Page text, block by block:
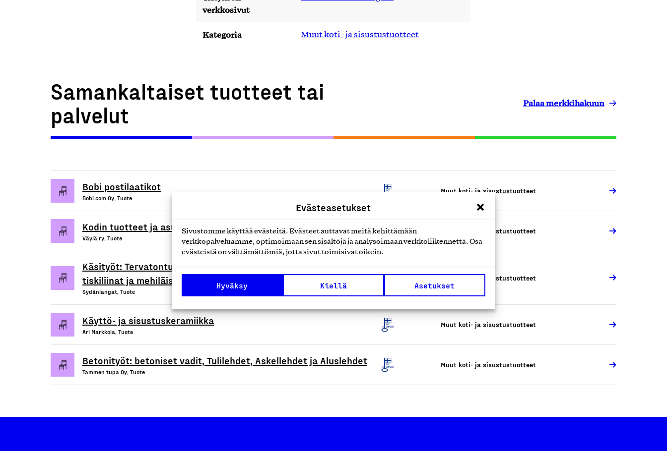
Evästeasetukset
Sivustomme käyttää evästeitä. Evästeet auttavat meitä kehittämään
verkkopalveluamme, optimoimaan sen sisältöjä ja analysoimaan verkkoliikennettä. Osa
evästeistä on välttämättömiä, jotta sivut toimisivat oikein.
Hyväksy Kiellä Asetukset
verkkosivut
Kategoria Muut koti- ja sisustustuotteet
Samankaltaiset tuotteet tai
palvelut
Palaa merkkihakuun
Bobi postilaatikot
Bobi.com Oy, Tuote
Muut koti- ja sisustustuotteet
Kodin tuotteet ja asusteet
Väylä ry, Tuote
Muut koti- ja sisustustuotteet
Käsityöt: Tervatontut, virkatut valeampiaspesät, virkatut
tiskiliinat ja mehiläisvahakynttilät
Sydänlangat, Tuote
Muut koti- ja sisustustuotteet
Käyttö- ja sisustuskeramiikka
Ari Markkola, Tuote
Muut koti- ja sisustustuotteet
Betonityöt: betoniset vadit, Tulilehdet, Askellehdet ja Aluslehdet
Tammen tupa Oy, Tuote
Muut koti- ja sisustustuotteet